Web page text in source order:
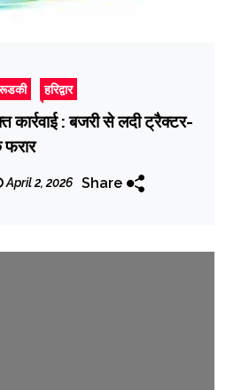
हरिद्वार
: बजरी से लदी ट्रैक्टर-
April 2, 2026 Share